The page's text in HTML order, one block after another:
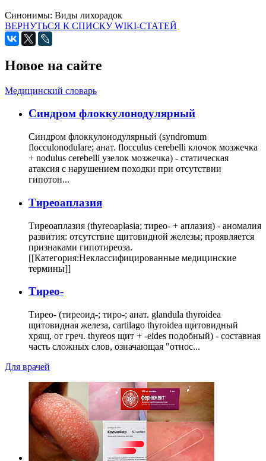
Синонимы: Виды лихорадок
ВЕРНУТЬСЯ К СПИСКУ WIKI-СТАТЕЙ
Новое на сайте
Медицинский словарь
Cиндром флоккулонодулярный
Синдром флоккулонодулярный (syndromum
flocculonodulare; анат. flocculus cerebelli клочок мозжечка
+ nodulus cerebelli узелок мозжечка) - статическая
атаксия с нарушением походки при отсутствии
гипотон...
Тиреоаплазия
Тиреоаплазия (thyreoaplasia; тирео- + аплазия) - аномалия
развития: отсутствие щитовидной железы; проявляется
признаками гипотиреоза.
[[Категория:Неклассифицированные медицинские
термины]]
Тирео-
Тирео- (тиреоид-; тиро-; анат. glandula thyroidea
щитовидная железа, cartilago thyroidea щитовидный
хрящ, от греч. thyreos щит + -eides подобный) - составная
часть сложных слов, означающая "относ...
Для врачей